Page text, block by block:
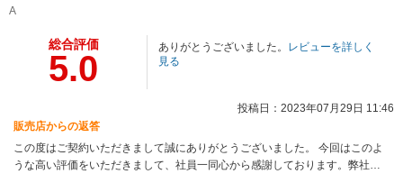
A
総合評価
5.0
ありがとうございました。 レビューを詳しく
見る
投稿日：2023年07月29日 11:46
販売店からの返答
この度はご契約いただきまして誠にありがとうございました。 今回はこのよ
うな高い評価をいただきまして、社員一同心から感謝しております。弊社で